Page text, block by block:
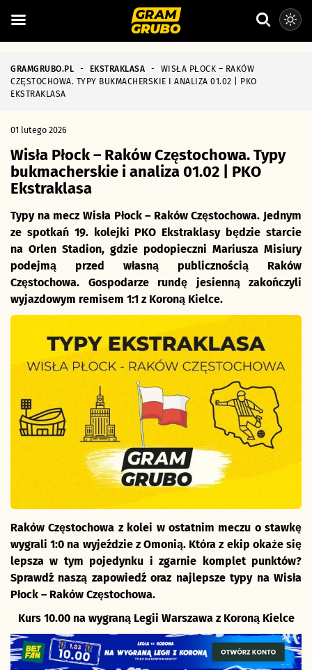
GRAMGRUBO.PL - EKSTRAKLASA -
WISŁA PŁOCK – RAKÓW
CZĘSTOCHOWA. TYPY BUKMACHERSKIE I ANALIZA 01.02 | PKO
EKSTRAKLASA
01 lutego 2026
Wisła Płock – Raków Częstochowa. Typy
bukmacherskie i analiza 01.02 | PKO
Ekstraklasa
Typy na mecz Wisła Płock – Raków Częstochowa. Jednym
ze spotkań 19. kolejki PKO Ekstraklasy będzie starcie
na Orlen Stadion, gdzie podopieczni Mariusza Misiury
podejmą przed własną publicznością Raków
Częstochowa. Gospodarze rundę jesienną zakończyli
wyjazdowym remisem 1:1 z Koroną Kielce.
Raków Częstochowa z kolei w ostatnim meczu o stawkę
wygrali 1:0 na wyjeździe z Omonią. Która z ekip okaże się
lepsza w tym pojedynku i zgarnie komplet punktów?
Sprawdź naszą zapowiedź oraz najlepsze typy na Wisła
Płock – Raków Częstochowa.
Kurs 10.00 na wygraną Legii Warszawa z Koroną Kielce